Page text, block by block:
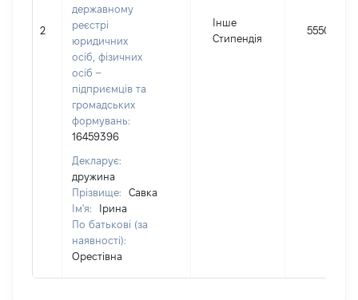
2
державному
реєстрі
юридичних
осіб, фізичних
осіб –
підприємців та
громадських
формувань:
16459396
Декларує:
дружина
Прізвище:
Савка
Ім'я:
Ірина
По батькові (за
наявності):
Орестівна
Інше
Стипендія
5550